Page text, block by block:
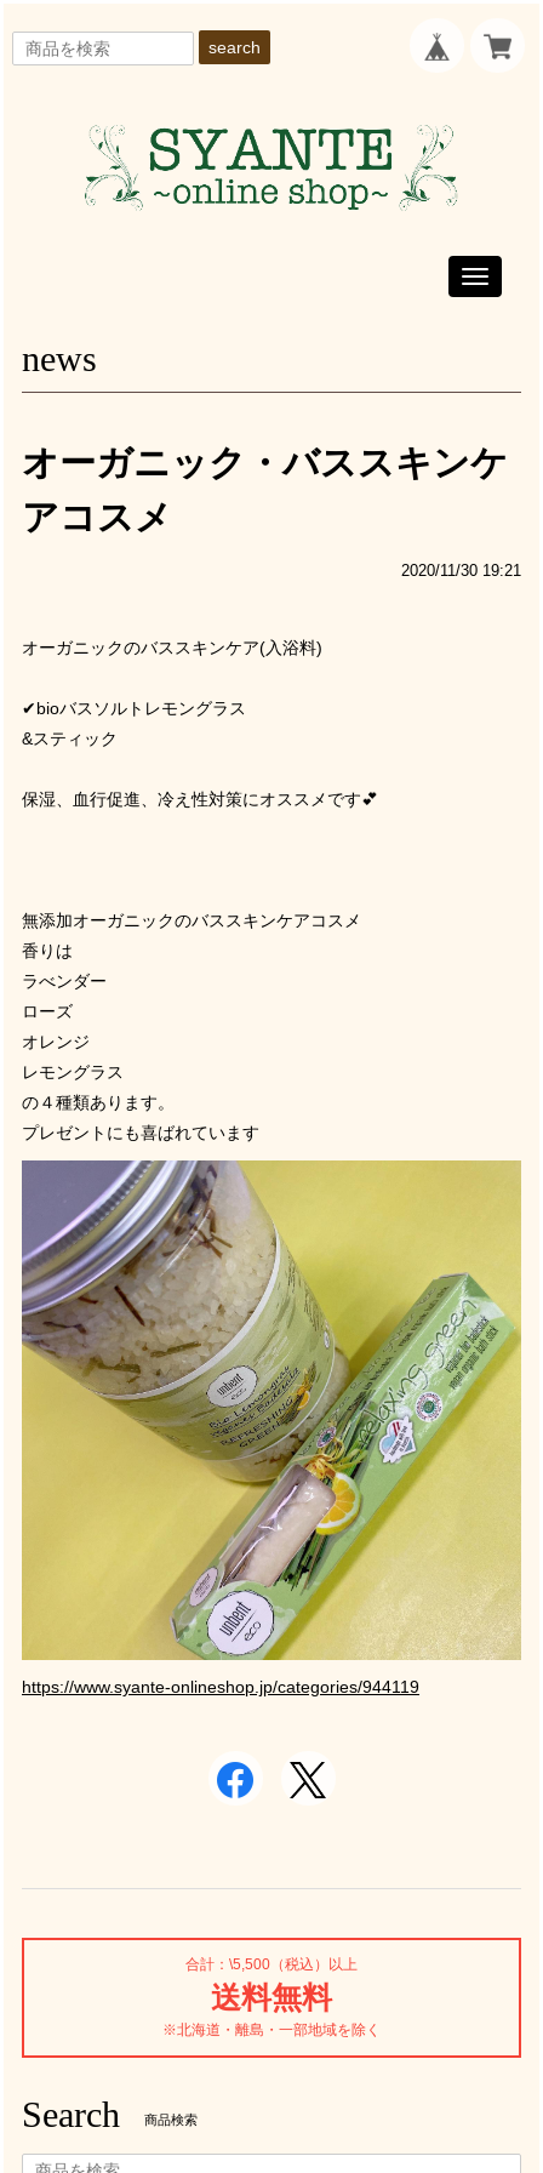
search
Toggle
news
オーガニック・バススキンケ
アコスメ
2020/11/30 19:21
オーガニックのバススキンケア(入浴料)
✔︎bioバスソルトレモングラス
&スティック
保湿、血行促進、冷え性対策にオススメです💕
無添加オーガニックのバススキンケアコスメ
香りは
ラべンダー
ローズ
オレンジ
レモングラス
の４種類あります。
プレゼントにも喜ばれています
https://www.syante-onlineshop.jp/categories/944119
合計：\5,500（税込）以上
送料無料
※北海道・離島・一部地域を除く
Search 商品検索